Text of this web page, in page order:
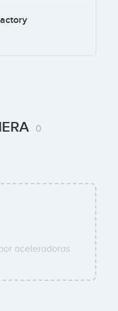
0
aceleradoras